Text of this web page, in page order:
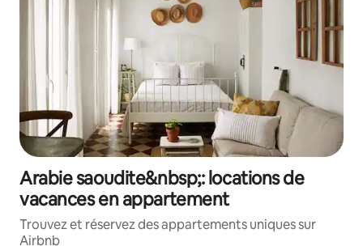
Arabie saoudite&nbsp;: locations de
vacances en appartement
Trouvez et réservez des appartements uniques sur
Airbnb